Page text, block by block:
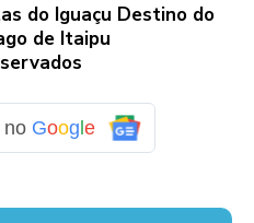
do Iguaçu Destino do
de Itaipu
no Goog e